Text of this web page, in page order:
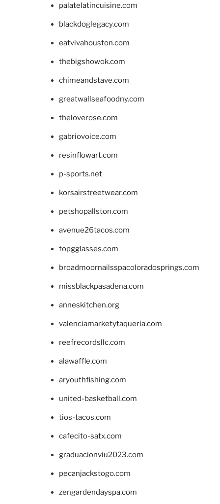
palatelatincuisine.com
blackdoglegacy.com
eatvivahouston.com
thebigshowok.com
chimeandstave.com
greatwallseafoodny.com
theloverose.com
gabriovoice.com
resinflowart.com
p-sports.net
korsairstreetwear.com
petshopallston.com
avenue26tacos.com
topgglasses.com
broadmoornailsspacoloradosprings.com
missblackpasadena.com
anneskitchen.org
valenciamarketytaqueria.com
reefrecordsllc.com
alawaffle.com
aryouthfishing.com
united-basketball.com
tios-tacos.com
cafecito-satx.com
graduacionviu2023.com
pecanjackstogo.com
zengardendayspa.com